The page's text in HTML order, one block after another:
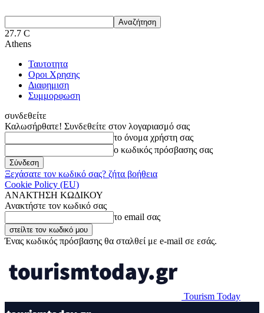
27.7 C
Athens
Ταυτοτητα
Οροι Χρησης
Διαφημιση
Συμμορφωση
συνδεθείτε
Καλωσήρθατε! Συνδεθείτε στον λογαριασμό σας
το όνομα χρήστη σας
ο κωδικός πρόσβασης σας
Ξεχάσατε τον κωδικό σας? ζήτα βοήθεια
Cookie Policy (EU)
ΑΝΑΚΤΗΣΗ ΚΩΔΙΚΟΥ
Ανακτήστε τον κωδικό σας
το email σας
Ένας κωδικός πρόσβασης θα σταλθεί με e-mail σε εσάς.
Tourism Today